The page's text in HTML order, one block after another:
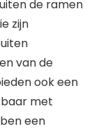
de ramen
zijn
van de
ook een
met
een